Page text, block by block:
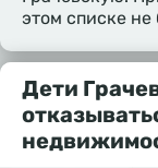
этом списке
Дети